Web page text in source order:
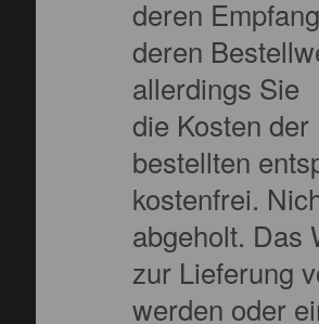
deren
deren
allerdings Sie
die Kosten
bestellten
kostenfrei.
abgeholt. Das
zur Lieferung
werden oder